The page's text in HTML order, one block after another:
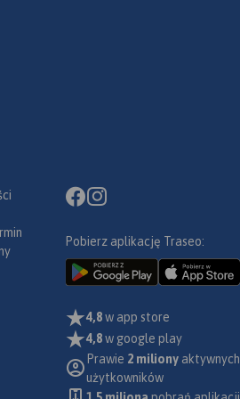
Pobierz aplikację Traseo:
4,8w app store
4,8w google play
Prawie 2 miliony aktywnych
użytkowników